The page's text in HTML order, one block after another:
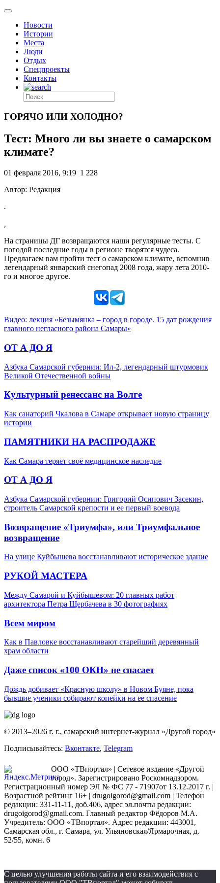
Новости
Истории
Места
Люди
Отдых
Спецпроекты
Контакты
ГОРЯЧО ИЛИ ХОЛОДНО?
Тест: Много ли вы знаете о самарском
климате?
01 февраля 2016, 9:19 1 228
Автор: Редакция
.
,
На страницы ДГ возвращаются наши регулярные тесты. С
погодой последние годы в регионе творятся чудеса.
Предлагаем вам пройти тест о самарском климате, вспомнив
легендарный январский снегопад 2008 года, жару лета 2010-
го и многое другое.
Видео: лекция «Безымянка – город в городе. 15 дат рождения
главного негласного района Самары»
ОТ А ДО Я
Азбука Самарской губернии: Ил-2, легендарный штурмовик
Великой Отечественной войны
Культурный ренессанс на Волге
Как санаторий Чкалова в Самаре открывает новую страницу
истории
ПАМЯТНИКИ НА РАСПРОДАЖЕ
Как Самара теряет своё медицинское наследие
ОТ А ДО Я
Азбука Самарской губернии: Григорий Осипович Засекин,
строитель Самарской крепости и ее первый воевода
Возвращение «Триумфа», или Триумфальное
возвращение
На улице Куйбышева восстанавливают историческое здание
РУКОЙ МАСТЕРА
Между Самарой и Куйбышевом: 20 главных работ
архитектора Петра Щербачева в 30 фотографиях
Всем миром
Как в Павловке восстанавливают старейший деревянный
храм области
Даже список «100 ОКН» не спасает
Дождь добивает «Красную школу» в Новом Буяне, пока
бывшие ученики собирают копейки на ее спасение
© 2013–2026 г. г., самарский интернет-журнал «Другой город»
Подписывайтесь: Вконтакте, Telegram
ООО «ТВпортал» | Сетевое издание «Другой
город». Зарегистрировано Роскомнадзором.
Регистрационный номер ЭЛ № ФС 77 - 71907от 13.12.2017 г. |
Возрастной рейтинг 16+ | drugoigorod@gmail.com | Телефон
редакции: 331-11-11, доб.406, адрес эл.почты редакции:
drugoigorod@gmail.com. Главный редактор Фёдоров М.А.
Учредитель: ООО «ТВпортал». Адрес редакции: 443001,
Самарская обл., г. Самара, ул. Ульяновская/Ярмарочная, д.
52/55, комн. 6
С целью улучшения работы сайта и его взаимодействия с